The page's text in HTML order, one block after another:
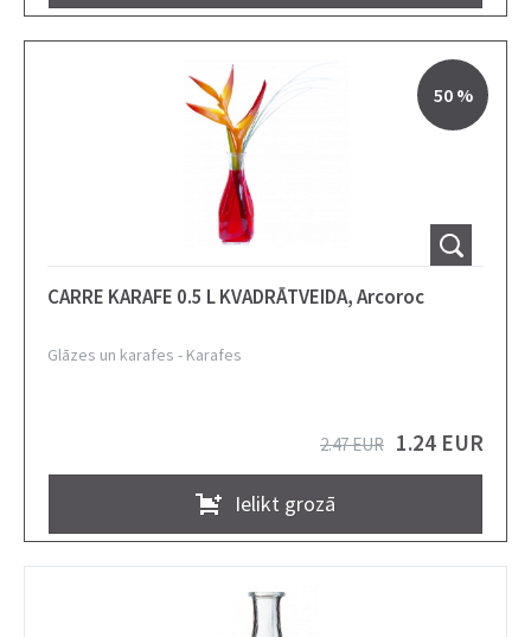
50 %
CARRE KARAFE 0.5 L KVADRĀTVEIDA, Arcoroc
Glāzes un karafes - Karafes
1.24 EUR
2.47 EUR
Ielikt grozā